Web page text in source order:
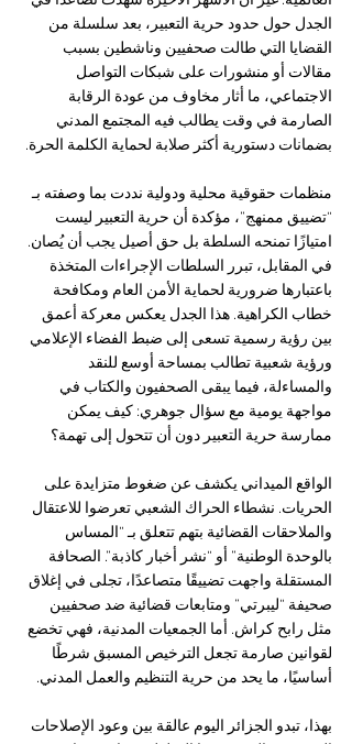
الجدل حول حدود حرية التعبير، بعد سلسلة من
القضايا التي طالت صحفيين وناشطين بسبب
مقالات أو منشورات على شبكات التواصل
الاجتماعي، ما أثار مخاوف من عودة الرقابة
الصارمة في وقت يطالب فيه المجتمع المدني
بضمانات دستورية أكثر صلابة لحماية الكلمة الحرة.
منظمات حقوقية محلية ودولية نددت بما وصفته بـ
“تضييق ممنهج”، مؤكدة أن حرية التعبير ليست
امتيازًا تمنحه السلطة بل حق أصيل يجب أن يُصان.
في المقابل، تبرر السلطات الإجراءات المتخذة
باعتبارها ضرورية لحماية الأمن العام ومكافحة
خطاب الكراهية. هذا الجدل يعكس معركة أعمق
بين رؤية رسمية تسعى إلى ضبط الفضاء الإعلامي
ورؤية شعبية تطالب بمساحة أوسع للنقد
والمساءلة، فيما يبقى الصحفيون والكتاب في
مواجهة يومية مع سؤال جوهري: كيف يمكن
ممارسة حرية التعبير دون أن تتحول إلى تهمة؟
الواقع الميداني يكشف عن ضغوط متزايدة على
الحريات. نشطاء الحراك الشعبي تعرضوا للاعتقال
والملاحقات القضائية بتهم تتعلق بـ “المساس
بالوحدة الوطنية” أو “نشر أخبار كاذبة”. الصحافة
المستقلة واجهت تضييقًا متصاعدًا، تجلى في إغلاق
صحيفة “ليبرتي” ومتابعات قضائية ضد صحفيين
مثل رابح كراش. أما الجمعيات المدنية، فهي تخضع
لقوانين صارمة تجعل الترخيص المسبق شرطًا
أساسيًا، ما يحد من حرية التنظيم والعمل المدني.
بهذا، تبدو الجزائر اليوم عالقة بين وعود الإصلاحات